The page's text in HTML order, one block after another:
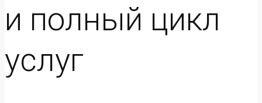
и полный цикл
услуг